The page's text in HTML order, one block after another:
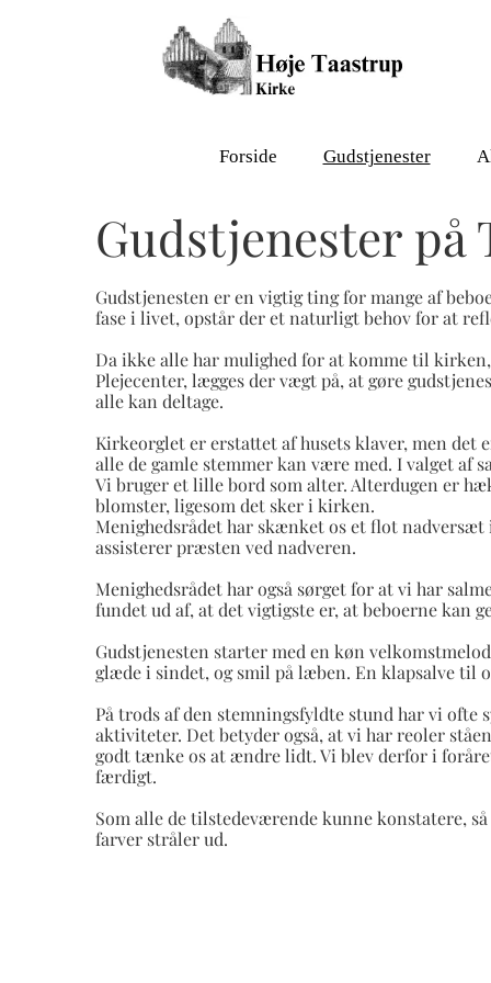
Forside Gudstjenester
Gudstjenester på
Gudstjenesten er en vigtig ting for mange af
fase i livet, opstår der et naturligt behov for at
Da ikke alle har mulighed for at komme til
Plejecenter, lægges der vægt på, at gøre
alle kan deltage.
Kirkeorglet er erstattet af husets klaver, men det
alle de gamle stemmer kan være med. I valget af
Vi bruger et lille bord som alter. Alterdugen er
blomster, ligesom det sker i kirken.
Menighedsrådet har skænket os et flot nadversæt
assisterer præsten ved nadveren.
Menighedsrådet har også sørget for at vi har
fundet ud af, at det vigtigste er, at beboerne kan
Gudstjenesten starter med en køn
glæde i sindet, og smil på læben. En klapsalve til
På trods af den stemningsfyldte stund har vi ofte
aktiviteter. Det betyder også, at vi har reoler
godt tænke os at ændre lidt. Vi blev derfor i
færdigt.
Som alle de tilstedeværende kunne konstatere,
farver stråler ud.